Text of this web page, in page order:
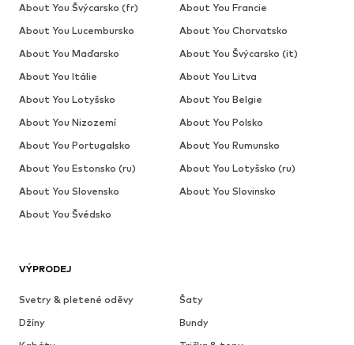
VÝPRODEJ
Svetry & pletené oděvy
Šaty
Džíny
Bundy
About You Švýcarsko (fr)
About You Francie
About You Lucembursko
About You Chorvatsko
About You Maďarsko
About You Švýcarsko (it)
About You Itálie
About You Litva
About You Lotyšsko
About You Belgie
About You Nizozemí
About You Polsko
About You Portugalsko
About You Rumunsko
About You Estonsko (ru)
About You Lotyšsko (ru)
About You Slovensko
About You Slovinsko
About You Švédsko